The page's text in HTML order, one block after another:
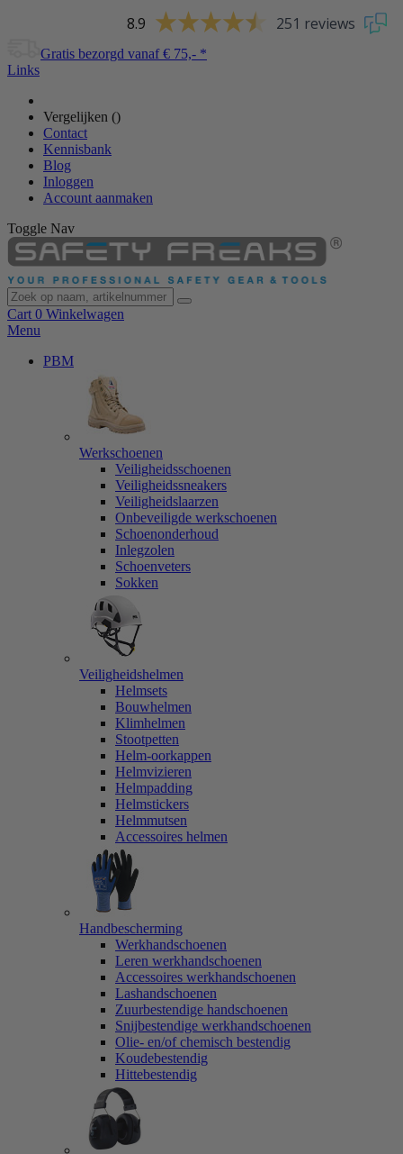
8.9 251 reviews
Gratis bezorgd vanaf € 75,- *
Links
Vergelijken ()
Contact
Kennisbank
Blog
Inloggen
Account aanmaken
Toggle Nav
Cart 0 Winkelwagen
Menu
PBM
Werkschoenen
Veiligheidsschoenen
Veiligheidssneakers
Veiligheidslaarzen
Onbeveiligde werkschoenen
Schoenonderhoud
Inlegzolen
Schoenveters
Sokken
Veiligheidshelmen
Helmsets
Bouwhelmen
Klimhelmen
Stootpetten
Helm-oorkappen
Helmvizieren
Helmpadding
Helmstickers
Helmmutsen
Accessoires helmen
Handbescherming
Werkhandschoenen
Leren werkhandschoenen
Accessoires werkhandschoenen
Lashandschoenen
Zuurbestendige handschoenen
Snijbestendige werkhandschoenen
Olie- en/of chemisch bestendig
Koudebestendig
Hittebestendig